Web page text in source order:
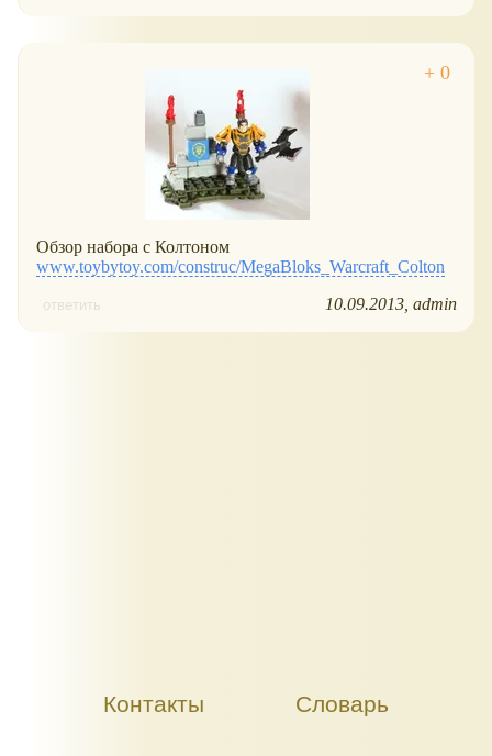
Обзор набора с Колтоном
www.toybytoy.com/construc/MegaBloks_Warcraft_Colton
ответить 10.09.2013 admin
Контакты Словарь